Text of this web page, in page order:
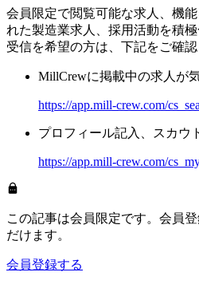
会員限定で閲覧可能な求人、機
れた製造業求人、採用活動を積
受信を希望の方は、下記をご確認
MillCrewに掲載中の求人が
https://app.mill-crew.com/
プロフィール記入、スカウ
https://app.mill-crew.com/
この記事は会員限定です。会員
だけます。
会員登録する